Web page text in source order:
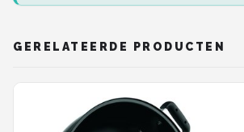
GERELATEERDE PRODUCTEN